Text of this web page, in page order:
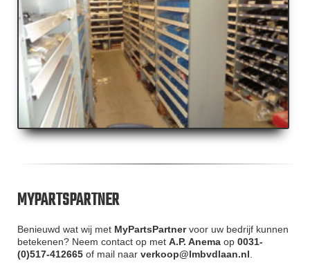
MYPARTSPARTNER
Benieuwd wat wij met MyPartsPartnervoor uw bedrijf kunnen
betekenen? Neem contact op met A.P. Anema op 0031-
(0)517-412665 of mail naar verkoop@lmbvdlaan.nl